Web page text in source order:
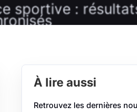
À lire aussi
Retrouvez les dernières